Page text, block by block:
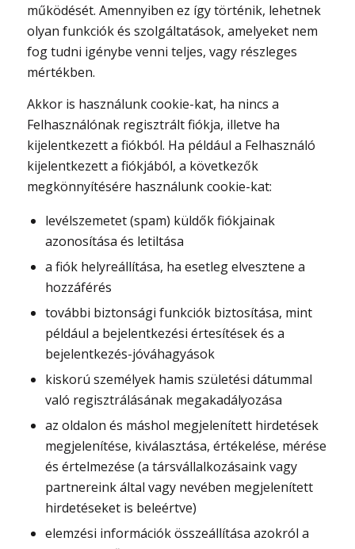
működését. Amennyiben ez így történik, lehetnek
olyan funkciók és szolgáltatások, amelyeket nem
fog tudni igénybe venni teljes, vagy részleges
mértékben.
Akkor is használunk cookie-kat, ha nincs a
Felhasználónak regisztrált fiókja, illetve ha
kijelentkezett a fiókból. Ha például a Felhasználó
kijelentkezett a fiókjából, a következők
megkönnyítésére használunk cookie-kat:
levélszemetet (spam) küldők fiókjainak
azonosítása és letiltása
a fiók helyreállítása, ha esetleg elvesztene a
hozzáférés
további biztonsági funkciók biztosítása, mint
például a bejelentkezési értesítések és a
bejelentkezés-jóváhagyások
kiskorú személyek hamis születési dátummal
való regisztrálásának megakadályozása
az oldalon és máshol megjelenített hirdetések
megjelenítése, kiválasztása, értékelése, mérése
és értelmezése (a társvállalkozásaink vagy
partnereink által vagy nevében megjelenített
hirdetéseket is beleértve)
elemzési információk összeállítása azokról a